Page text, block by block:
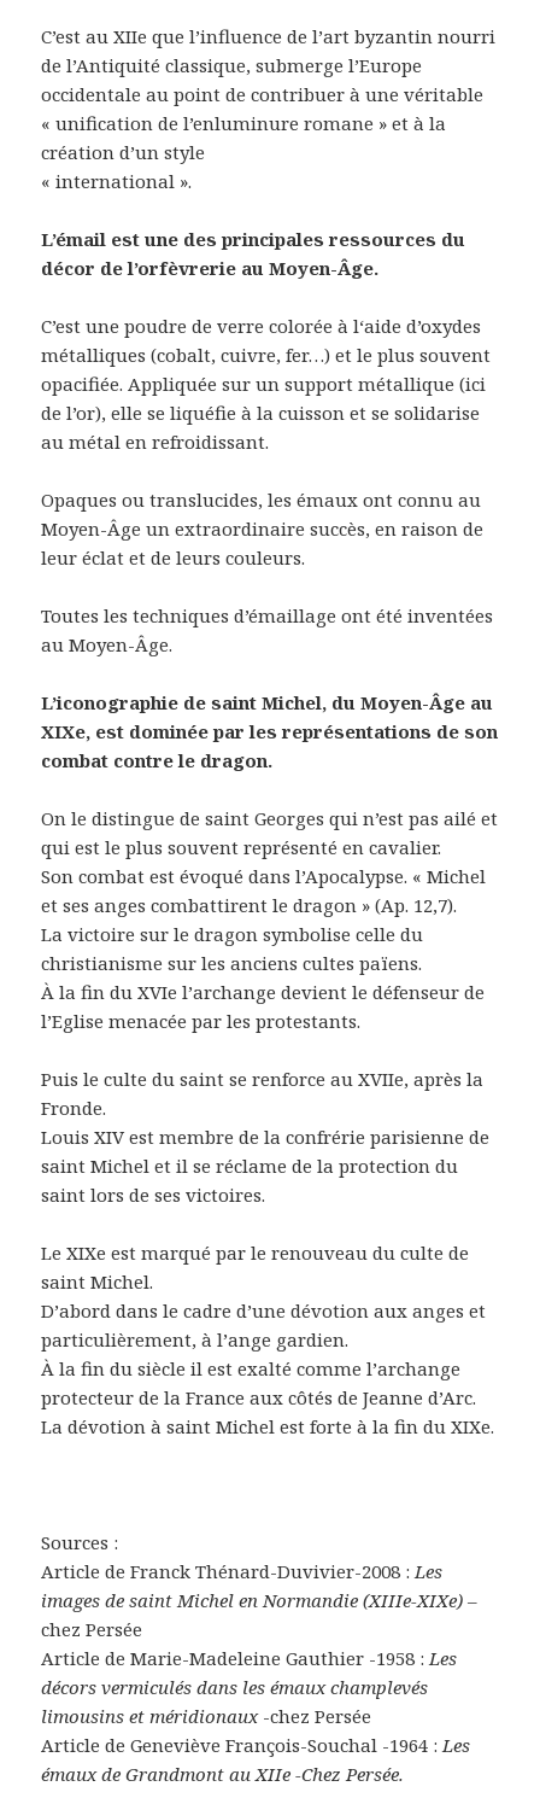
C’est au XIIe que l’influence de l’art byzantin nourri
de l’Antiquité classique, submerge l’Europe
occidentale au point de contribuer à une véritable
« unification de l’enluminure romane » et à la
création d’un style
« international ».
L’émail est une des principales ressources du
décor de l’orfèvrerie au Moyen-Âge.
C’est une poudre de verre colorée à l‘aide d’oxydes
métalliques (cobalt, cuivre, fer…) et le plus souvent
opacifiée. Appliquée sur un support métallique (ici
de l’or), elle se liquéfie à la cuisson et se solidarise
au métal en refroidissant.
Opaques ou translucides, les émaux ont connu au
Moyen-Âge un extraordinaire succès, en raison de
leur éclat et de leurs couleurs.
Toutes les techniques d’émaillage ont été inventées
au Moyen-Âge.
L’iconographie de saint Michel, du Moyen-Âge au
XIXe, est dominée par les représentations de son
combat contre le dragon.
On le distingue de saint Georges qui n’est pas ailé et
qui est le plus souvent représenté en cavalier.
Son combat est évoqué dans l’Apocalypse. « Michel
et ses anges combattirent le dragon » (Ap. 12,7).
La victoire sur le dragon symbolise celle du
christianisme sur les anciens cultes païens.
À la fin du XVIe l’archange devient le défenseur de
l’Eglise menacée par les protestants.
Puis le culte du saint se renforce au XVIIe, après la
Fronde.
Louis XIV est membre de la confrérie parisienne de
saint Michel et il se réclame de la protection du
saint lors de ses victoires.
Le XIXe est marqué par le renouveau du culte de
saint Michel.
D’abord dans le cadre d’une dévotion aux anges et
particulièrement, à l’ange gardien.
À la fin du siècle il est exalté comme l’archange
protecteur de la France aux côtés de Jeanne d’Arc.
La dévotion à saint Michel est forte à la fin du XIXe.
Sources :
Article de Franck Thénard-Duvivier-2008 :Les
images de saint Michel en Normandie (XIIIe-XIXe) –
chez Persée
Article de Marie-Madeleine Gauthier -1958 :Les
décors vermiculés dans les émaux champlevés
limousins et méridionaux -chez Persée
Article de Geneviève François-Souchal -1964 :Les
émaux de Grandmont au XIIe -Chez Persée.